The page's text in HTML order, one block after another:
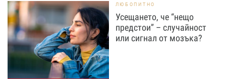
ЛЮБОПИТНО
Усещането, че “нещо
предстои” – случайност
или сигнал от мозъка?